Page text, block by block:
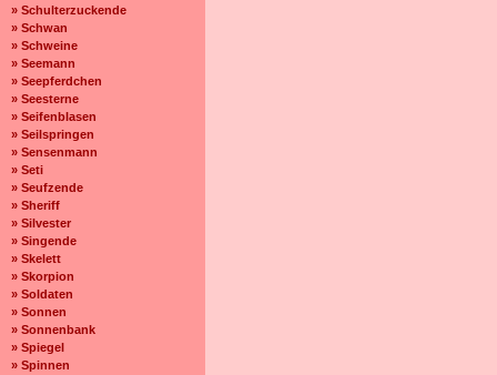
» Schulterzuckende
» Schwan
» Schweine
» Seemann
» Seepferdchen
» Seesterne
» Seifenblasen
» Seilspringen
» Sensenmann
» Seti
» Seufzende
» Sheriff
» Silvester
» Singende
» Skelett
» Skorpion
» Soldaten
» Sonnen
» Sonnenbank
» Spiegel
» Spinnen